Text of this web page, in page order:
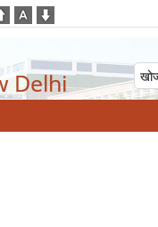
Delhi